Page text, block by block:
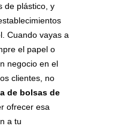
de plástico, y
Cuando vayas a
el papel o
negocio en el
clientes, no
de bolsas de
ofrecer esa
a tu